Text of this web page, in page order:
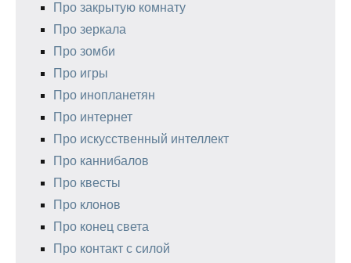
Про закрытую комнату
Про зеркала
Про зомби
Про игры
Про инопланетян
Про интернет
Про искусственный интеллект
Про каннибалов
Про квесты
Про клонов
Про конец света
Про контакт с силой